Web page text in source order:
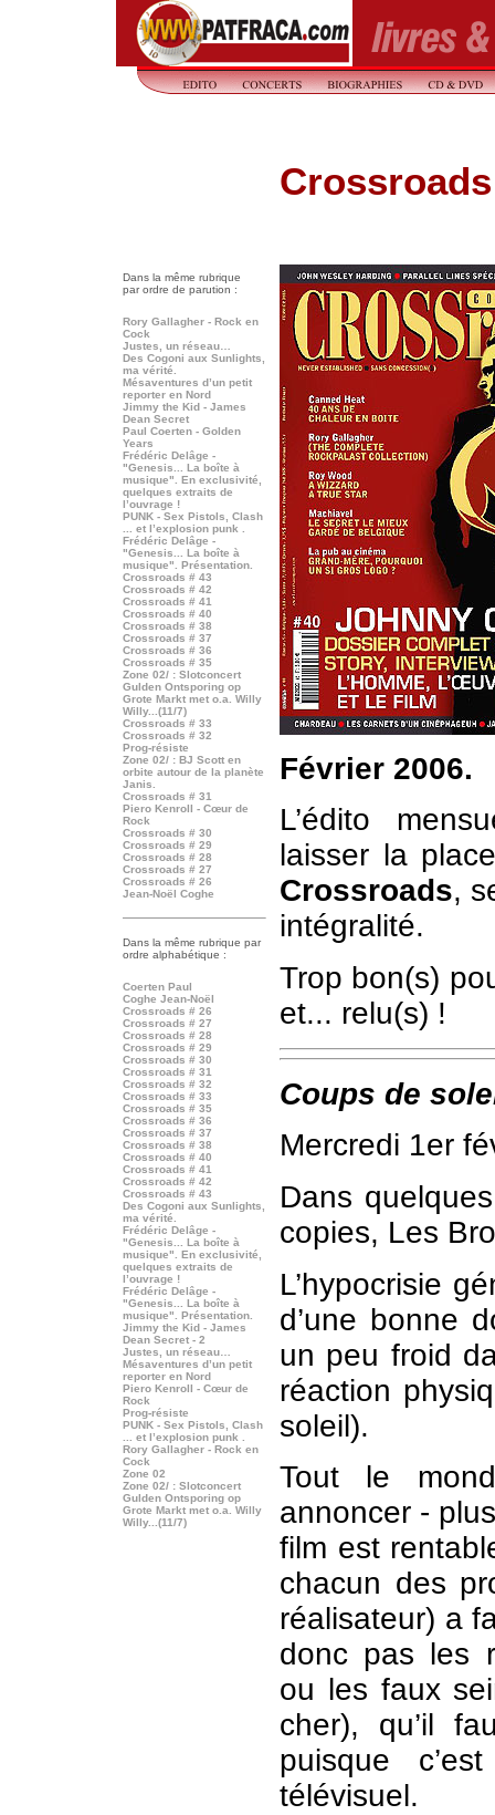
Dans la même rubrique
par ordre de parution :
Rory Gallagher - Rock en
Cock
Justes, un réseau…
Des Cogoni aux Sunlights,
ma vérité.
Mésaventures d’un petit
reporter en Nord
Jimmy the Kid - James
Dean Secret
Paul Coerten - Golden
Years
Frédéric Delâge -
"Genesis... La boîte à
musique". En exclusivité,
quelques extraits de
l’ouvrage !
PUNK - Sex Pistols, Clash
... et l’explosion punk .
Frédéric Delâge -
"Genesis... La boîte à
musique". Présentation.
Crossroads # 43
Crossroads # 42
Crossroads # 41
Crossroads # 40
Crossroads # 38
Crossroads # 37
Crossroads # 36
Crossroads # 35
Zone 02/ : Slotconcert
Gulden Ontsporing op
Grote Markt met o.a. Willy
Willy...(11/7)
Crossroads # 33
Crossroads # 32
Prog-résiste
Zone 02/ : BJ Scott en
orbite autour de la planète
Janis.
Crossroads # 31
Piero Kenroll - Cœur de
Rock
Crossroads # 30
Crossroads # 29
Crossroads # 28
Crossroads # 27
Crossroads # 26
Jean-Noël Coghe
Dans la même rubrique par
ordre alphabétique :
Coerten Paul
Coghe Jean-Noël
Crossroads # 26
Crossroads # 27
Crossroads # 28
Crossroads # 29
Crossroads # 30
Crossroads # 31
Crossroads # 32
Crossroads # 33
Crossroads # 35
Crossroads # 36
Crossroads # 37
Crossroads # 38
Crossroads # 40
Crossroads # 41
Crossroads # 42
Crossroads # 43
Des Cogoni aux Sunlights,
ma vérité.
Frédéric Delâge -
"Genesis... La boîte à
musique". En exclusivité,
quelques extraits de
l’ouvrage !
Frédéric Delâge -
"Genesis... La boîte à
musique". Présentation.
Jimmy the Kid - James
Dean Secret - 2
Justes, un réseau…
Mésaventures d’un petit
reporter en Nord
Piero Kenroll - Cœur de
Rock
Prog-résiste
PUNK - Sex Pistols, Clash
... et l’explosion punk .
Rory Gallagher - Rock en
Cock
Zone 02
Zone 02/ : Slotconcert
Gulden Ontsporing op
Grote Markt met o.a. Willy
Willy...(11/7)
Février 2006.
L’édito
laisser la
Crossroads,
intégralité.
Trop bon(s)
et... relu(s) !
Coups de
Mercredi 1er
Dans
copies, Les
L’hypocrisie
d’une bonne
un peu froid
réaction
soleil).
Tout le
annoncer -
film est
chacun des
réalisateur) a
donc pas les
ou les faux
cher), qu’il
puisque
télévisuel.